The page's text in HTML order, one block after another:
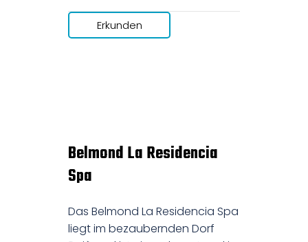
Erkunden
Belmond La Residencia
Spa
Das Belmond La Residencia Spa
liegt im bezaubernden Dorf